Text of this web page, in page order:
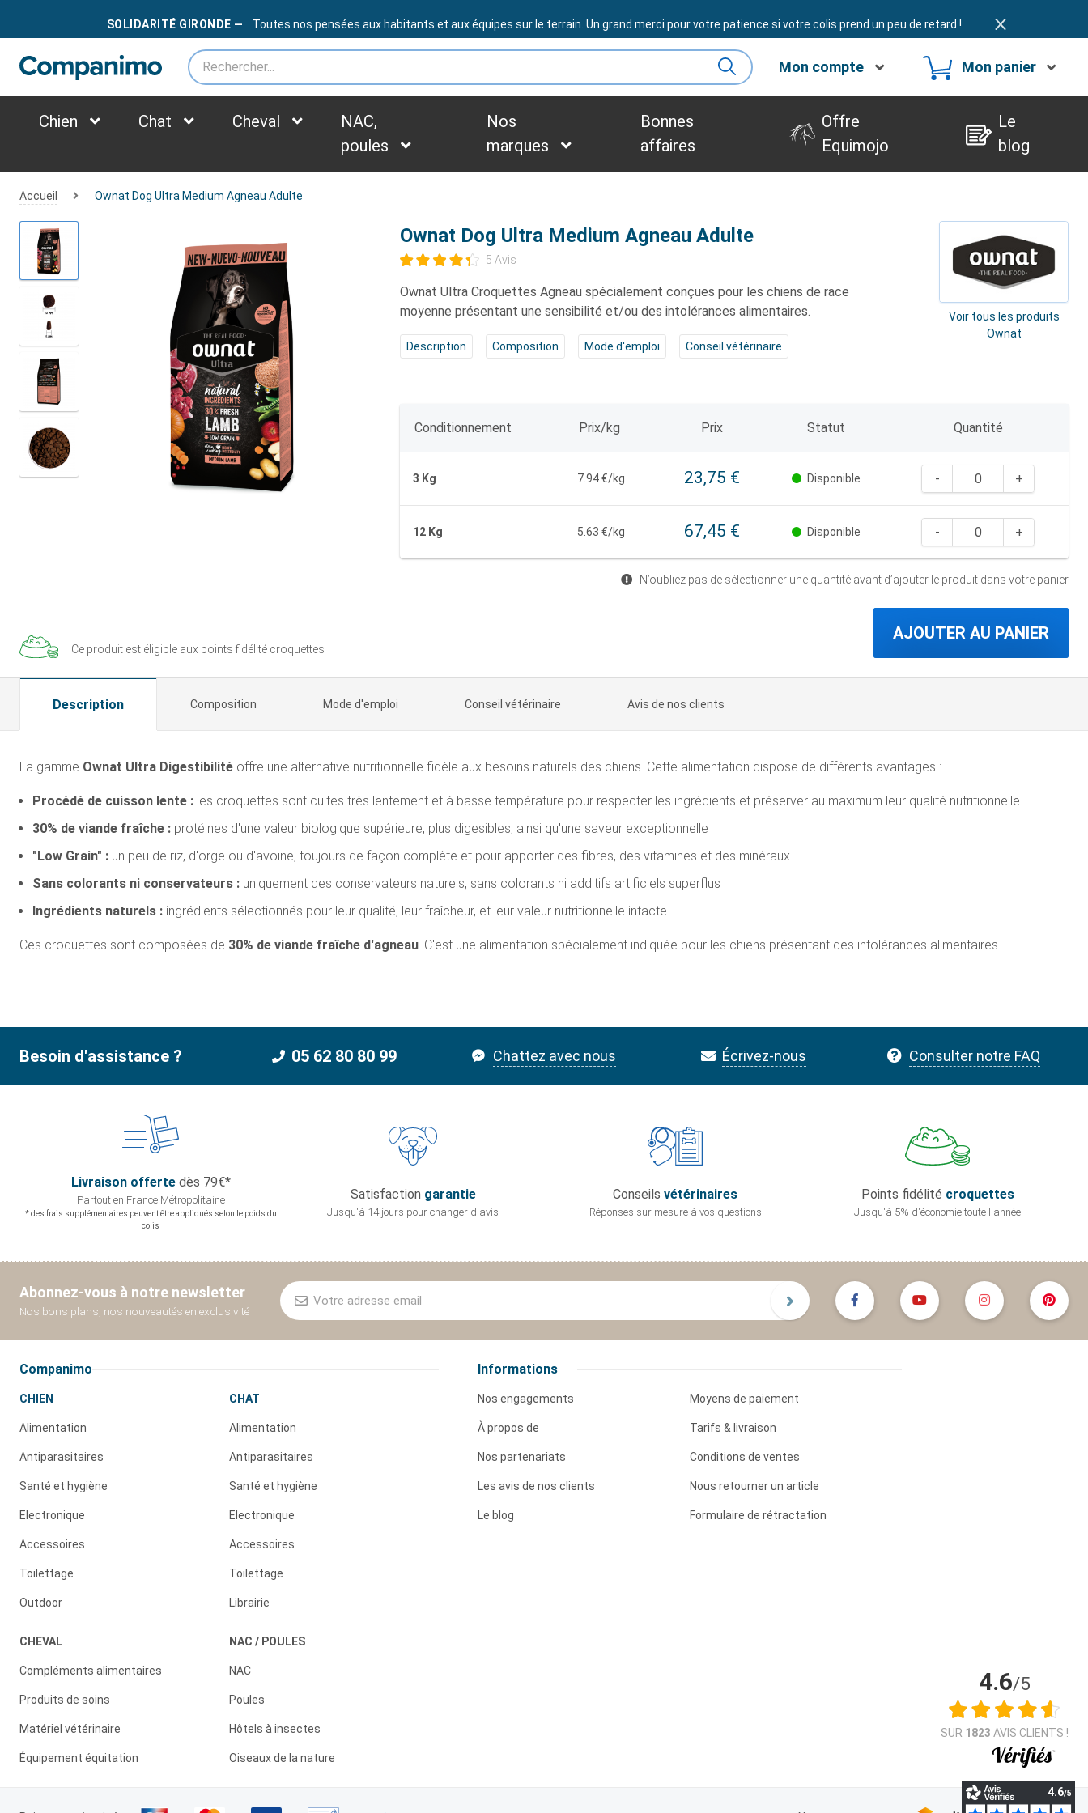
*des frais supplémentaires peuvent être appliqués selon le poids du colis
BESOIN D'ASSISTANCE ?
SOLIDARITÉ GIRONDE — Toutes nos pensées aux habitants et aux équipes sur le terrain. Un grand merci pour votre patience si votre colis prend un peu de retard !
Mon compte Mon panier
Chien Chat Cheval
NAC,
poules
Nos
marques
Bonnes
affaires
Offre
Equimojo
Le
blog
Accueil Ownat Dog Ultra Medium Agneau Adulte
Ownat Dog Ultra Medium Agneau Adulte
5 Avis
Ownat Ultra Croquettes Agneau spécialement conçues pour les chiens de race
moyenne présentant une sensibilité et/ou des intolérances alimentaires.
Description Composition Mode d'emploi Conseil vétérinaire
Voir tous les produits
Ownat
Conditionnement Prix/kg Prix Statut Quantité
3 Kg 7.94 €/kg 23,75 € Disponible
12 Kg 5.63 €/kg 67,45 € Disponible
N’oubliez pas de sélectionner une quantité avant d’ajouter le produit dans votre panier
AJOUTER AU PANIER
Ce produit est éligible aux points fidélité croquettes
Description Composition Mode d'emploi Conseil vétérinaire Avis de nos clients
La gamme Ownat Ultra Digestibilité offre une alternative nutritionnelle fidèle aux besoins naturels des chiens. Cette alimentation dispose de différents avantages :
Procédé de cuisson lente : les croquettes sont cuites très lentement et à basse température pour respecter les ingrédients et préserver au maximum leur qualité nutritionnelle
30% de viande fraîche : protéines d'une valeur biologique supérieure, plus digesibles, ainsi qu'une saveur exceptionnelle
"Low Grain" : un peu de riz, d'orge ou d'avoine, toujours de façon complète et pour apporter des fibres, des vitamines et des minéraux
Sans colorants ni conservateurs : uniquement des conservateurs naturels, sans colorants ni additifs artificiels superflus
Ingrédients naturels : ingrédients sélectionnés pour leur qualité, leur fraîcheur, et leur valeur nutritionnelle intacte
Ces croquettes sont composées de 30% de viande fraîche d'agneau. C'est une alimentation spécialement indiquée pour les chiens présentant des intolérances alimentaires.
Besoin d'assistance ? 05 62 80 80 99 Chattez avec nous Écrivez-nous Consulter notre FAQ
Livraison offertedès 79€*
Partout en France Métropolitaine
* des frais supplémentaires peuvent être appliqués selon le poids du
colis
Satisfaction garantie
Jusqu'à 14 jours pour changer d'avis
Conseils vétérinaires
Réponses sur mesure à vos questions
Points fidélité croquettes
Jusqu'à 5% d'économie toute l'année
Abonnez-vous à notre newsletter
Nos bons plans, nos nouveautés en exclusivité !
Companimo
CHIEN
Alimentation
Antiparasitaires
Santé et hygiène
Electronique
Accessoires
Toilettage
Outdoor
CHEVAL
Compléments alimentaires
Produits de soins
Matériel vétérinaire
Équipement équitation
CHAT
Alimentation
Antiparasitaires
Santé et hygiène
Electronique
Accessoires
Toilettage
Librairie
NAC / POULES
NAC
Poules
Hôtels à insectes
Oiseaux de la nature
Informations
Nos engagements
À propos de
Nos partenariats
Les avis de nos clients
Le blog
Moyens de paiement
Tarifs & livraison
Conditions de ventes
Nous retourner un article
Formulaire de rétractation
4.6/5
SUR 1823 AVIS CLIENTS !